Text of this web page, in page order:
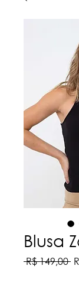
Blusa
R$ 149,00